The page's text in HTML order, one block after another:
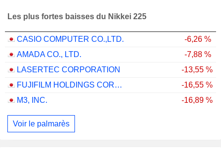
Les plus fortes baisses du Nikkei 225
CASIO COMPUTER CO.,LTD.
-6,26 %
AMADA CO., LTD.
-7,88 %
LASERTEC CORPORATION
-13,55 %
FUJIFILM HOLDINGS CORPORATION
-16,55 %
M3, INC.
-16,89 %
Voir le palmarès